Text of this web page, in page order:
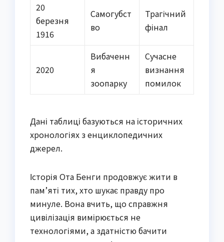
20
березня
1916
Самогубст
во
Трагічний
фінал
2020
Вибаченн
я
зоопарку
Сучасне
визнання
помилок
Дані таблиці базуються на історичних
хронологіях з енциклопедичних
джерел.
Історія Ота Бенги продовжує жити в
пам’яті тих, хто шукає правду про
минуле. Вона вчить, що справжня
цивілізація вимірюється не
технологіями, а здатністю бачити